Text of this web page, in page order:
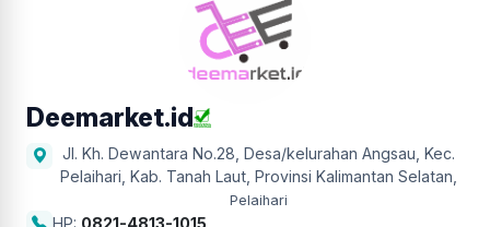
Deemarket.id
Jl. Kh. Dewantara No.28, Desa/kelurahan Angsau, Kec.
Pelaihari, Kab. Tanah Laut, Provinsi Kalimantan Selatan
Pelaihari
HP: 0821-4813-1015